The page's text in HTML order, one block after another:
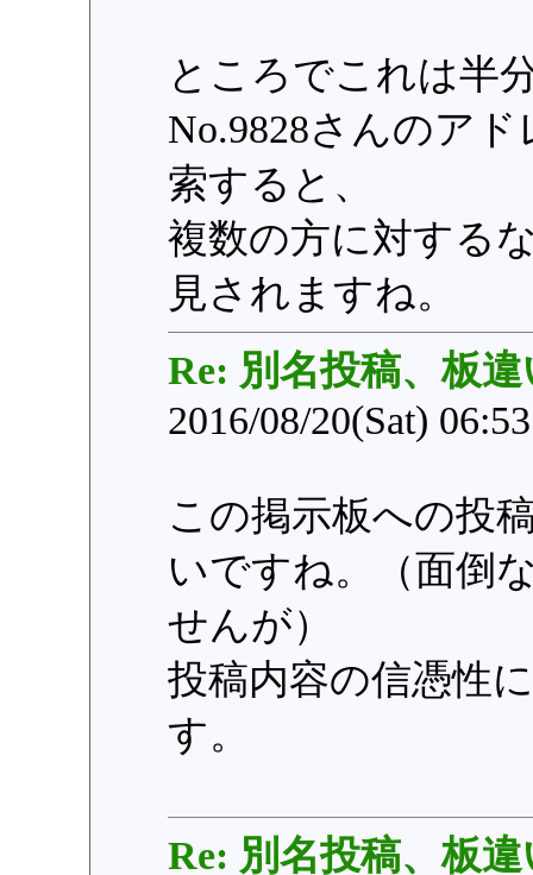
ところでこれは半
No.9828さんのア
索すると、
複数の方に対する
見されますね。
Re: 別名投稿、板違
2016/08/20(Sat)
この掲示板への投
いですね。（面倒
せんが）
投稿内容の信憑性
す。
Re: 別名投稿、板違